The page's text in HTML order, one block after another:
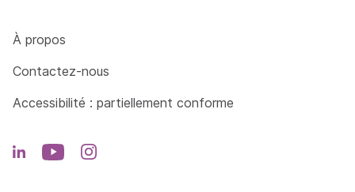
Côté Formations
À propos
Contactez-nous
Accessibilité : partiellement conforme